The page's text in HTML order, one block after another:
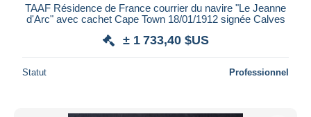
TAAF Résidence de France courrier du navire "Le Jeanne
d'Arc" avec cachet Cape Town 18/01/1912 signée Calves
± 1 733,40 $US
Statut Professionnel